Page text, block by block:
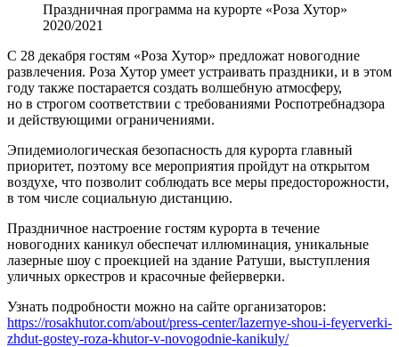
Праздничная программа на курорте «Роза Хутор»
2020/2021
С 28 декабря гостям «Роза Хутор» предложат новогодние
развлечения. Роза Хутор умеет устраивать праздники, и в этом
году также постарается создать волшебную атмосферу,
но в строгом соответствии с требованиями Роспотребнадзора
и действующими ограничениями.
Эпидемиологическая безопасность для курорта главный
приоритет, поэтому все мероприятия пройдут на открытом
воздухе, что позволит соблюдать все меры предосторожности,
в том числе социальную дистанцию.
Праздничное настроение гостям курорта в течение
новогодних каникул обеспечат иллюминация, уникальные
лазерные шоу с проекцией на здание Ратуши, выступления
уличных оркестров и красочные фейерверки.
Узнать подробности можно на сайте организаторов:
https://rosakhutor.com/about/press-center/lazernye-shou-i-feyerverki-
zhdut-gostey-roza-khutor-v-novogodnie-kanikuly/